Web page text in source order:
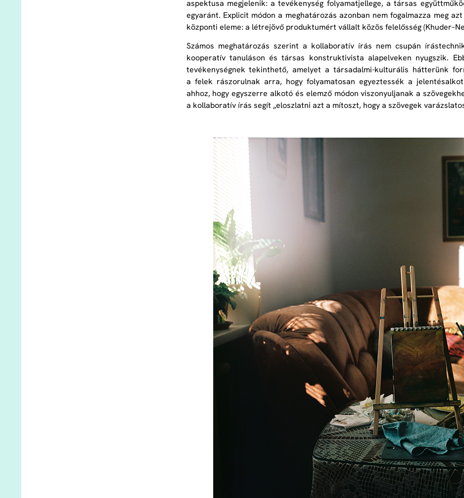
aspektusa megjelenik: a tevékenység folyamatjellege, a társas
egyaránt. Explicit módon a meghatározás azonban nem fogalmazza meg
központi eleme: a létrejövő produktumért vállalt közös felelősség
Számos meghatározás szerint a kollaboratív írás nem csupán
kooperatív tanuláson és társas konstruktivista alapelveken nyugszik.
tevékenységnek tekinthető, amelyet a társadalmi-kulturális hátterünk
a felek rászorulnak arra, hogy folyamatosan egyeztessék a
ahhoz, hogy egyszerre alkotó és elemző módon viszonyuljanak a
a kollaboratív írás segít „eloszlatni azt a mítoszt, hogy a szövegek